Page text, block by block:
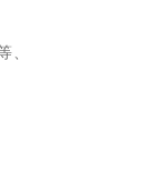
、